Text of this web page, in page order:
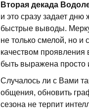
Вторая декада
и это сразу задает
быстрые выводы.
не только смелой, но
качеством проявления
быть выражена просто
Случалось ли с Вами
общения, обновить
сезона не терпит